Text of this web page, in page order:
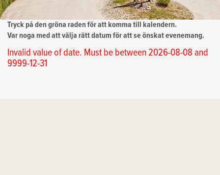
Tryck på den gröna raden för att komma till kalendern.
Var noga med att välja rätt datum för att se önskat evenemang.
Invalid value of date. Must be between 2026-08-08 and
9999-12-31